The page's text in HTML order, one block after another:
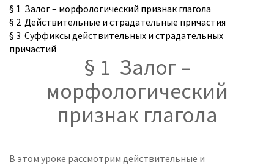
§ 1 Залог – морфологический признак глагола
§ 2 Действительные и страдательные причастия
§ 3 Суффиксы действительных и страдательных
причастий
§ 1 Залог –
морфологический
признак глагола
В этом уроке рассмотрим действительные и